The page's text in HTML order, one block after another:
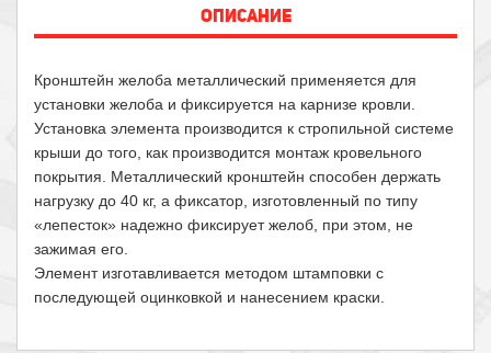
ОПИСАНИЕ
Кронштейн желоба металлический применяется для
установки желоба и фиксируется на карнизе кровли.
Установка элемента производится к стропильной системе
крыши до того, как производится монтаж кровельного
покрытия. Металлический кронштейн способен держать
нагрузку до 40 кг, а фиксатор, изготовленный по типу
«лепесток» надежно фиксирует желоб, при этом, не
зажимая его.
Элемент изготавливается методом штамповки с
последующей оцинковкой и нанесением краски.